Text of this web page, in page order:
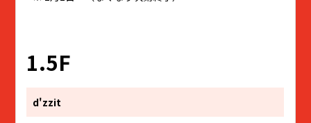
1.5F
d'zzit